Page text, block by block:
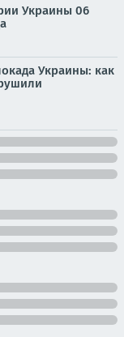
Украины 06
Украины: как